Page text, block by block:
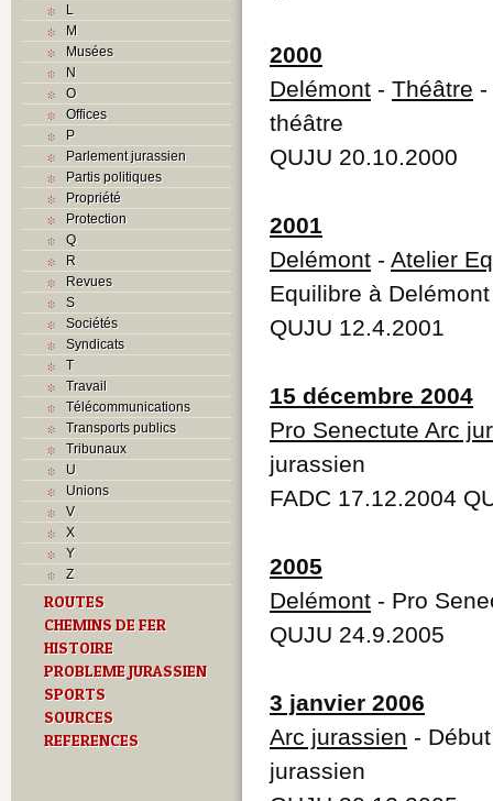
L
M
Musées
N
O
Offices
P
Parlement jurassien
Partis politiques
Propriété
Protection
Q
R
Revues
S
Sociétés
Syndicats
T
Travail
Télécommunications
Transports publics
Tribunaux
U
Unions
V
X
Y
Z
ROUTES
CHEMINS DE FER
HISTOIRE
PROBLEME JURASSIEN
SPORTS
SOURCES
REFERENCES
2000
Delémont - Théâtre -
théâtre
QUJU 20.10.2000
2001
Delémont - Atelier
Equilibre à Delémont
QUJU 12.4.2001
15 décembre 2004
Pro Senectute Arc
jurassien
FADC 17.12.2004
2005
Delémont - Pro
QUJU 24.9.2005
3 janvier 2006
Arc jurassien -
jurassien